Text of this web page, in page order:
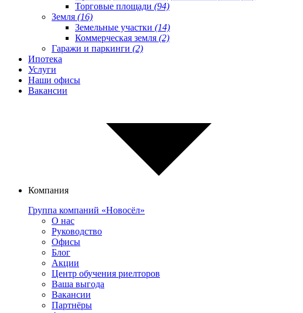
Торговые площади (94)
Земля (16)
Земельные участки (14)
Коммерческая земля (2)
Гаражи и паркинги (2)
Ипотека
Услуги
Наши офисы
Вакансии
Компания
Группа компаний «Новосёл»
О нас
Руководство
Офисы
Блог
Акции
Центр обучения риелторов
Ваша выгода
Вакансии
Партнёры